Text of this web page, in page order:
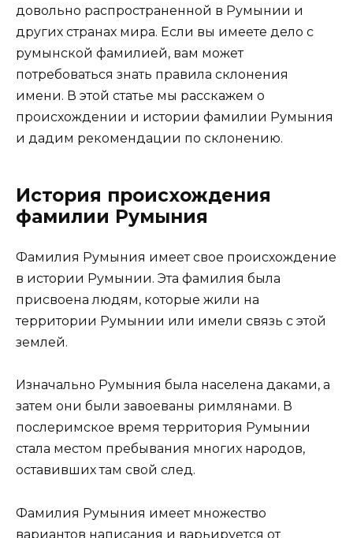
довольно распространенной в Румынии и
других странах мира. Если вы имеете дело с
румынской фамилией, вам может
потребоваться знать правила склонения
имени. В этой статье мы расскажем о
происхождении и истории фамилии Румыния
и дадим рекомендации по склонению.
История происхождения
фамилии Румыния
Фамилия Румыния имеет свое происхождение
в истории Румынии. Эта фамилия была
присвоена людям, которые жили на
территории Румынии или имели связь с этой
землей.
Изначально Румыния была населена даками, а
затем они были завоеваны римлянами. В
послеримское время территория Румынии
стала местом пребывания многих народов,
оставивших там свой след.
Фамилия Румыния имеет множество
вариантов написания и варьируется от